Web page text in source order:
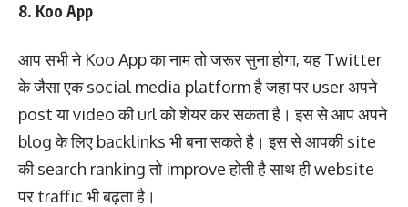
8. Koo App
आप सभी ने Koo App का नाम तो जरूर सुना होगा, यह Twitter
के जैसा एक social media platform है जहा पर user अपने
post या video की url को शेयर कर सकता है। इस से आप अपने
blog के लिए backlinks भी बना सकते है। इस से आपकी site
की search ranking तो improve होती है साथ ही website
पर traffic भी बढ़ता है।